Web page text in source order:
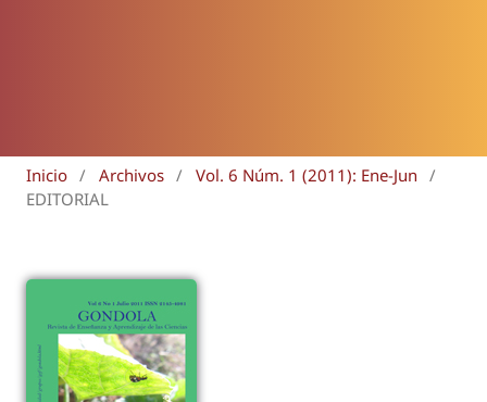
Inicio / Archivos / Vol. 6 Núm. 1 (2011): Ene-Jun
/
EDITORIAL